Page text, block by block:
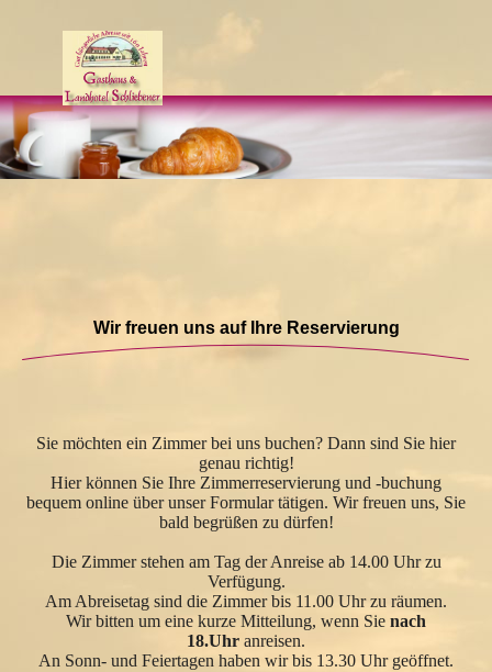
Wir freuen uns auf Ihre Reservierung
Sie möchten ein Zimmer bei uns buchen? Dann sind Sie hier
genau richtig!
Hier können Sie Ihre Zimmerreservierung und -buchung
bequem online über unser Formular tätigen. Wir freuen uns, Sie
bald begrüßen zu dürfen!
Die Zimmer stehen am Tag der Anreise ab 14.00 Uhr zu
Verfügung.
Am Abreisetag sind die Zimmer bis 11.00 Uhr zu räumen.
Wir bitten um eine kurze Mitteilung, wenn Sie nach
18.Uhr anreisen.
An Sonn- und Feiertagen haben wir bis 13.30 Uhr geöffnet.